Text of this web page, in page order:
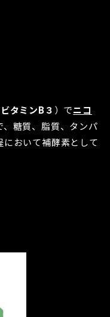
ビタミンB３ ）でニコ
、糖質、脂質、タンパ
おいて補酵素として